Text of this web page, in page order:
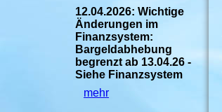
12.04.2026: Wichtige
Änderungen im
Finanzsystem:
Bargeldabhebung
begrenzt ab 13.04.26 -
Siehe Finanzsystem
mehr